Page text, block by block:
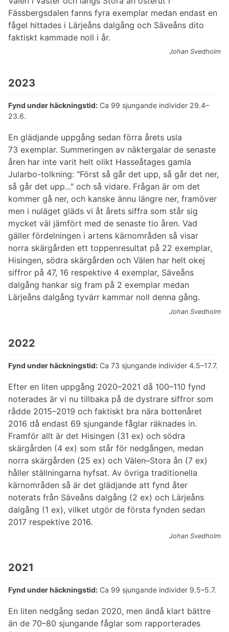
Fässbergsdalen fanns fyra exemplar medan endast en
fågel hittades i Lärjeåns dalgång och Säveåns dito
faktiskt kammade noll i år.
Johan Svedholm
2023
Fynd under häckningstid: Ca 99 sjungande individer 29.4–
23.6.
En glädjande uppgång sedan förra årets usla
73 exemplar. Summeringen av näktergalar de senaste
åren har inte varit helt olikt Hasseåtages gamla
Jularbo-tolkning: "Först så går det upp, så går det ner,
så går det upp..." och så vidare. Frågan är om det
kommer gå ner, och kanske ännu längre ner, framöver
men i nuläget gläds vi åt årets siffra som står sig
mycket väl jämfört med de senaste tio åren. Vad
gäller fördelningen i artens kärnområden så visar
norra skärgården ett toppenresultat på 22 exemplar,
Hisingen, södra skärgården och Välen har helt okej
siffror på 47, 16 respektive 4 exemplar, Säveåns
dalgång hankar sig fram på 2 exemplar medan
Lärjeåns dalgång tyvärr kammar noll denna gång.
Johan Svedholm
2022
Fynd under häckningstid: Ca 73 sjungande individer 4.5–17.7.
Efter en liten uppgång 2020–2021 då 100–110 fynd
noterades är vi nu tillbaka på de dystrare siffror som
rådde 2015–2019 och faktiskt bra nära bottenåret
2016 då endast 69 sjungande fåglar räknades in.
Framför allt är det Hisingen (31 ex) och södra
skärgården (4 ex) som står för nedgången, medan
norra skärgården (25 ex) och Välen–Stora ån (7 ex)
håller ställningarna hyfsat. Av övriga traditionella
kärnområden så är det glädjande att fynd åter
noterats från Säveåns dalgång (2 ex) och Lärjeåns
dalgång (1 ex), vilket utgör de första fynden sedan
2017 respektive 2016.
Johan Svedholm
2021
Fynd under häckningstid: Ca 99 sjungande individer 9.5–5.7.
En liten nedgång sedan 2020, men ändå klart bättre
än de 70–80 sjungande fåglar som rapporterades